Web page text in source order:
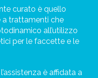
curato è quello
a trattamenti che
all’utilizzo
per le faccette e le
è affidata a